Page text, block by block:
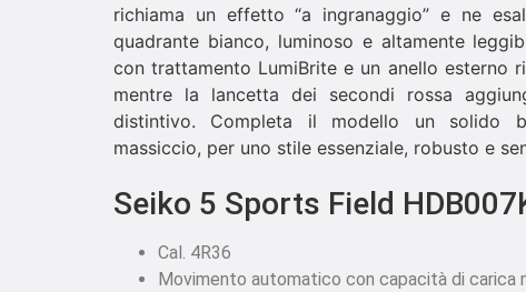
richiama un effetto “a ingranaggio” e ne
quadrante bianco, luminoso e altamente
con trattamento LumiBrite e un anello esterno
mentre la lancetta dei secondi rossa
distintivo. Completa il modello un solido
massiccio, per uno stile essenziale, robusto e
Seiko 5 Sports Field
Cal. 4R36
Movimento automatico con capacità di carica